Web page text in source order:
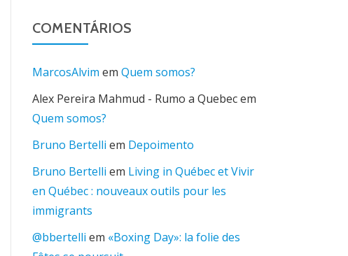
COMENTÁRIOS
MarcosAlvim em Quem somos?
Alex Pereira Mahmud - Rumo a Quebecem
Quem somos?
Bruno Bertelli em Depoimento
Bruno Bertelli em Living in Québec et Vivir
en Québec : nouveaux outils pour les
immigrants
@bbertelli em «Boxing Day»: la folie des